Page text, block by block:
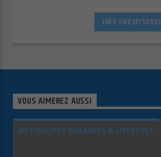
INFO AND EPISODES
VOUS AIMEREZ AUSSI
ACTUALITÉS SNEAKERS & LIFESTYLE